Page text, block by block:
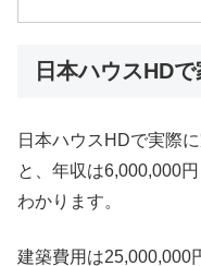
日本ハウスHD
日本ハウスHDで実際
と、年収は6,000,000
わかります。
建築費用は25,000,000